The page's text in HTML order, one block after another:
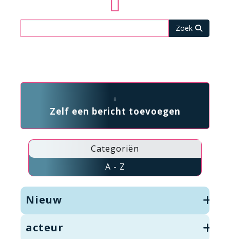
Zelf een bericht toevoegen
Categoriën
A - Z
Nieuw
acteur